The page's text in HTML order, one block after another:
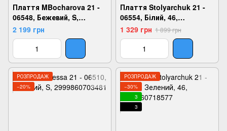
Плаття MBocharova 21 -
06548, Бежевий, S,
2999860762396
2 199 грн
Плаття Stolyarchuk 21 -
06554, Білий, 46,
2999860765441
1 329 грн 1 899 грн
РОЗПРОДАЖ
−20%
РОЗПРОДАЖ
−30%
3
3